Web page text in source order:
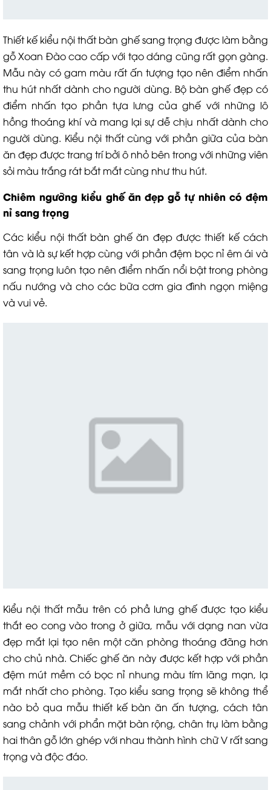
Thiết kế kiểu nội thất bàn ghế sang trọng được làm bằng
gỗ Xoan Đào cao cấp với tạo dáng cũng rất gọn gàng.
Mẫu này có gam màu rất ấn tượng tạo nên điểm nhấn
thu hút nhất dành cho người dùng. Bộ bàn ghế đẹp có
điểm nhấn tạo phần tựa lưng của ghế với những lô
hồng thoáng khí và mang lại sự dễ chịu nhất dành cho
người dùng. Kiểu nội thất cùng với phần giữa của bàn
ăn đẹp được trang trí bởi ô nhỏ bên trong với những viên
sỏi màu trắng rát bắt mắt cùng như thu hút.
Chiêm ngưỡng kiểu ghế ăn đẹp gỗ tự nhiên có đệm
nỉ sang trọng
Các kiểu nội thất bàn ghế ăn đẹp được thiết kế cách
tân và là sự kết hợp cùng với phần đệm bọc nỉ êm ái và
sang trọng luôn tạo nên điểm nhấn nổi bật trong phòng
nấu nướng và cho các bữa cơm gia đình ngọn miệng
và vui vẻ.
Kiểu nội thất mẫu trên có phầ lưng ghế được tạo kiểu
thắt eo cong vào trong ở giữa, mẫu với dạng nan vừa
đẹp mắt lại tạo nên một căn phòng thoáng đãng hơn
cho chủ nhà. Chiếc ghế ăn này được kết hợp với phần
đệm mút mềm có bọc nỉ nhung màu tím lãng mạn, lạ
mắt nhất cho phòng. Tạo kiểu sang trọng sẽ không thể
nào bỏ qua mẫu thiết kế bàn ăn ấn tượng, cách tân
sang chảnh với phẩn mặt bàn rộng, chân trụ làm bằng
hai thân gỗ lớn ghép với nhau thành hình chữ V rất sang
trọng và độc đáo.